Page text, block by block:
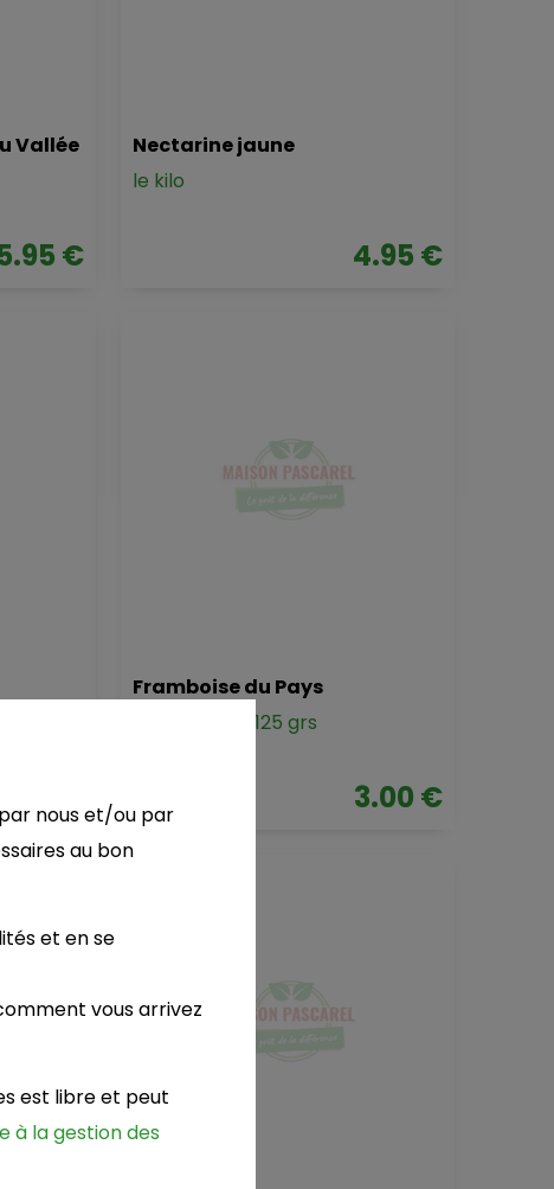
Vallée
€
Nectarine jaune
le kilo
4.95 €
Framboise du Pays
la barquette 125 grs
3.00 €
nous et/ou par
au bon
et en se
vous arrivez
est libre et peut
à la gestion des